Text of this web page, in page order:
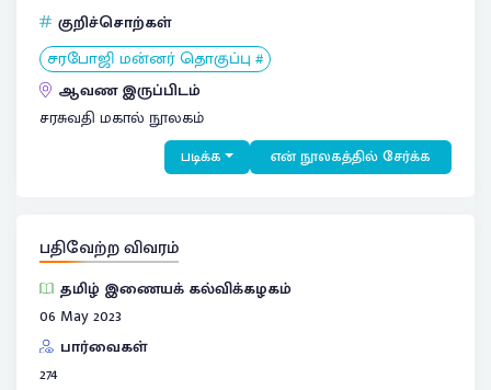
குறிச்சொற்கள்
சரபோஜி மன்னர் தொகுப்பு #
ஆவண இருப்பிடம்
சரசுவதி மகால் நூலகம்
படிக்க என் நூலகத்தில் சேர்க்க
பதிவேற்ற விவரம்
தமிழ் இணையக் கல்விக்கழகம்
06 May 2023
பார்வைகள்
274